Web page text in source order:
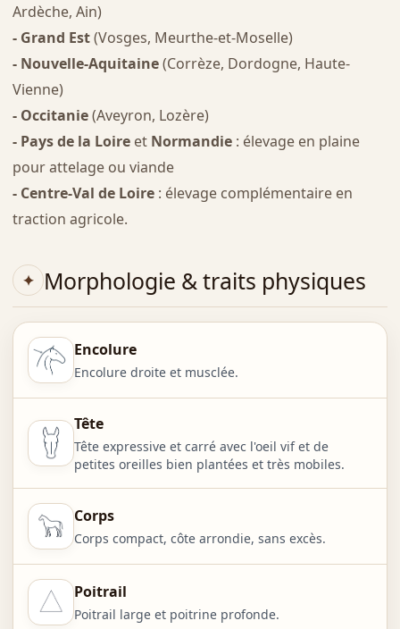
Ardèche, Ain)
- Grand Est(Vosges, Meurthe-et-Moselle)
- Nouvelle-Aquitaine(Corrèze, Dordogne, Haute-
Vienne)
- Occitanie(Aveyron, Lozère)
- Pays de la Loireet Normandie: élevage en plaine
pour attelage ou viande
- Centre-Val de Loire: élevage complémentaire en
traction agricole.
Morphologie & traits physiques
Encolure
Encolure droite et musclée.
Tête
Tête expressive et carré avec l'oeil vif et de
petites oreilles bien plantées et très mobiles.
Corps
Corps compact, côte arrondie, sans excès.
Poitrail
Poitrail large et poitrine profonde.